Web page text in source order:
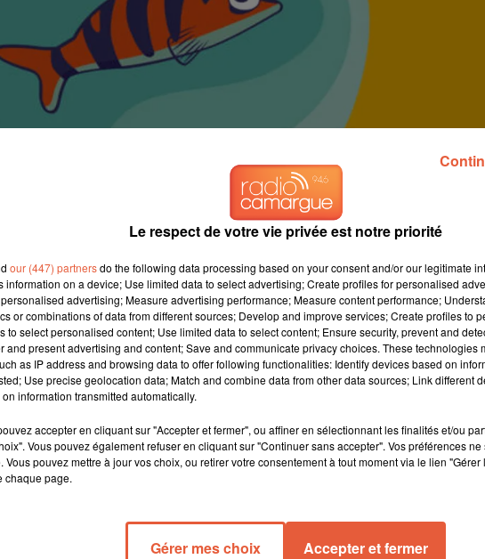
en famille ou entre amis dans les communes riveraines
Le respect de votre vie privée est notre priorité
our (447) partnersdo the following data processing based on your consent and/or our legitimate
information on a device; Use limited data to select advertising; Create profiles for personalised
advertising; Measure advertising performance; Measure content performance;
or combinations of data from different sources; Develop and improve services; Create profiles to
to select personalised content; Use limited data to select content; Ensure security, prevent and
and present advertising and content; Save and communicate privacy choices. These technologies
as IP address and browsing data to offer following functionalities: Identify devices based on
Use precise geolocation data; Match and combine data from other data sources; Link different
information transmitted automatically.
accepter en cliquant sur "Accepter et fermer", ou affiner en sélectionnant les finalités et/ou
Vous pouvez également refuser en cliquant sur "Continuer sans accepter". Vos préférences
Vous pouvez mettre à jour vos choix, ou retirer votre consentement à tout moment via le lien
chaque page.
Gérer mes choix Accepter et fermer